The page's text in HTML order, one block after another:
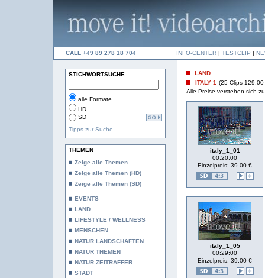
CALL +49 89 278 18 704 INFO-CENTER | TESTCLIP |
STICHWORTSUCHE
alle Formate
HD
SD
Tipps zur Suche
THEMEN
Zeige alle Themen
Zeige alle Themen (HD)
Zeige alle Themen (SD)
EVENTS
LAND
LIFESTYLE / WELLNESS
MENSCHEN
NATUR LANDSCHAFTEN
NATUR THEMEN
NATUR ZEITRAFFER
STADT
LAND
ITALY 1 (25 Clips 129.00
Alle Preise verstehen sich
italy_1_01
00:20:00
Einzelpreis: 39.00 €
italy_1_05
00:29:00
Einzelpreis: 39.00 €